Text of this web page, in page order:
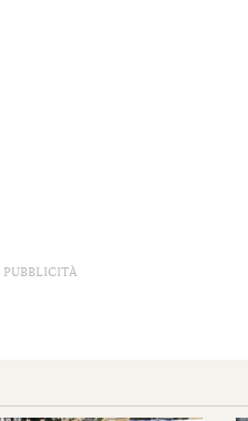
PUBBLICITÀ